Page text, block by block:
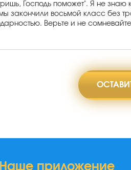
Господь поможет". Я не
закончили восьмой класс без
Верьте и не
Наше приложение